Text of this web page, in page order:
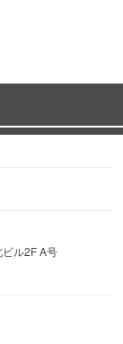
使用し、美味
様の好みと似
ル2F A号